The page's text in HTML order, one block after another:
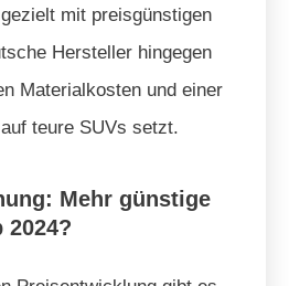
mit preisgünstigen
Hersteller hingegen
Materialkosten und einer
teure SUVs setzt.
Mehr günstige
2024?